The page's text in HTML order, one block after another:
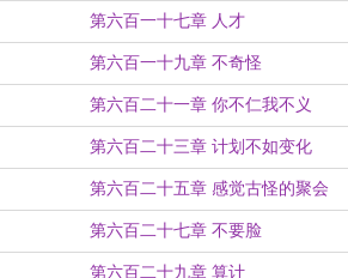
第六百一十七章 人才
第六百一十九章 不奇怪
第六百二十一章 你不仁我不义
第六百二十三章 计划不如变化
第六百二十五章 感觉古怪的聚会
第六百二十七章 不要脸
第六百二十九章 算计